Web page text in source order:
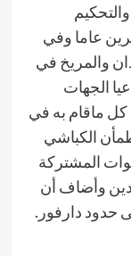
عاما وفي
والمريخ في
الأفريقية في العام ١٩٧٠ داعيا الجهات
كل ماقام به في
الكباشي
المشتركة
وأضاف أن
حدود دارفور.